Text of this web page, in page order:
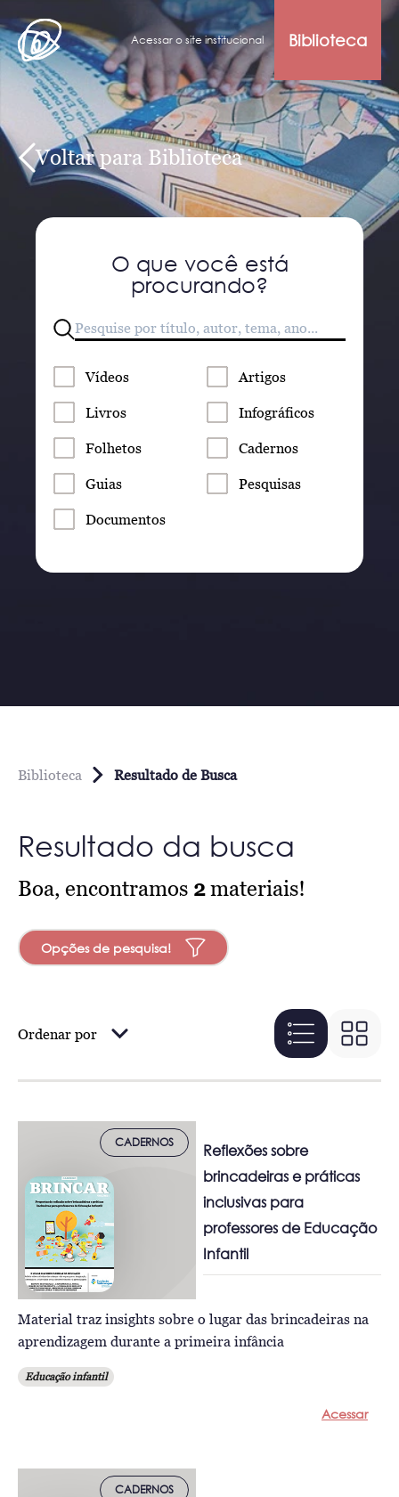
Acessar o site institucional Biblioteca
Voltar para Biblioteca
O que você está
procurando?
Vídeos Artigos
Livros Infográficos
Folhetos Cadernos
Guias Pesquisas
Documentos
Biblioteca Resultado de Busca
Resultado da busca
Boa, encontramos 2materiais!
Opções de pesquisa!
Ordenar por
CADERNOS
Reflexões sobre
brincadeiras e práticas
inclusivas para
professores de Educação
Infantil
Material traz insights sobre o lugar das brincadeiras na
aprendizagem durante a primeira infância
Educação infantil
Acessar
CADERNOS